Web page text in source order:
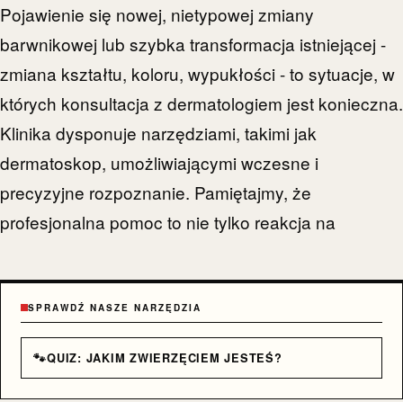
Pojawienie się nowej, nietypowej zmiany
barwnikowej lub szybka transformacja istniejącej -
zmiana kształtu, koloru, wypukłości - to sytuacje, w
których konsultacja z dermatologiem jest konieczna.
Klinika dysponuje narzędziami, takimi jak
dermatoskop, umożliwiającymi wczesne i
precyzyjne rozpoznanie. Pamiętajmy, że
profesjonalna pomoc to nie tylko reakcja na
SPRAWDŹ NASZE NARZĘDZIA
🐾QUIZ: JAKIM ZWIERZĘCIEM JESTEŚ?